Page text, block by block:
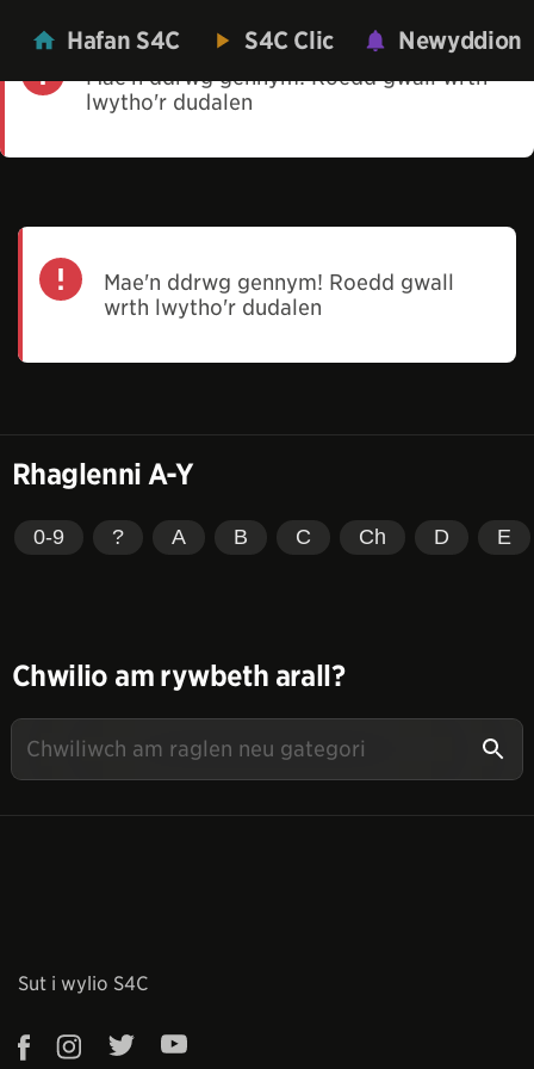
Hafan S4C S4C Clic Newyddion
Mae'n ddrwg gennym! Roedd gwall wrth
lwytho'r dudalen
Mae'n ddrwg gennym! Roedd gwall
wrth lwytho'r dudalen
Rhaglenni A-Y
0-9 ? A B C Ch D E
Chwilio am rywbeth arall?
Sut i wylio S4C